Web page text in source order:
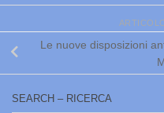
Le nuove disposizioni
SEARCH – RICERCA